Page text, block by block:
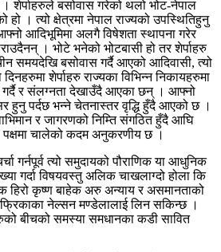
शेर्पाहरुले बसोवास गरेको थलो भोट-नेपाल
हो । त्यो क्षेत्रमा नेपाल राज्यको उपस्थितिहुनु
आदिभूमिमा अलगै विषेशता स्थापना गरेर
। भोटे भनेको भोटबासी हो तर शेर्पाहरु
समयदेखि बसोवास गर्दै आएको आदिवासी, त्यो
शेर्पाहरु राज्यका विभिन्न निकायहरुमा
गर्दै र संलग्नता देखाउँदै आएका छन् । आफ्नो
हुनु पर्दछ भन्ने चेतनास्तर वृद्धि हुँदै आएको छ ।
र जागरणको निम्ति संगठित हुँदै आघि
पक्षमा चालेको कदम अनुकरणीय छ ।
गर्नपूर्व त्यो समुदायको पौराणिक या आधुनिक
गर्दा विषयवस्तु अलिक चाखलाग्दो होला कि
हिरो कृष्ण बाहेक अरु अन्याय र असमानताको
नेल्सन मण्डेलालाई लिन सकिन्छ ।
बीचको समस्या समधानका कडी सावित